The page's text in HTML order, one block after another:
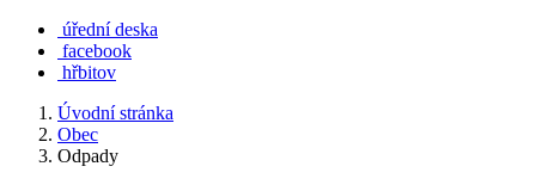
úřední deska
facebook
hřbitov
Úvodní stránka
Obec
Odpady